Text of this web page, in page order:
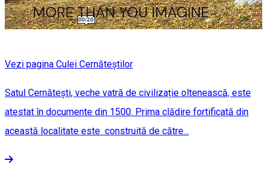
Vezi pagina Culei Cernăteștilor
Satul Cernătești, veche vatră de civilizație oltenească, este
atestat în documente din 1500. Prima clădire fortificată din
această localitate este construită de către...